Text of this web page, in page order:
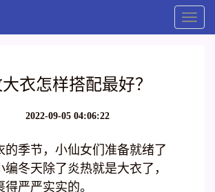
Toggle
衣怎样搭配最好？
2022-09-05 04:06:22
的季节，小仙女们准备就绪了
编冬天除了炎热就是大衣了，
严严实实的。